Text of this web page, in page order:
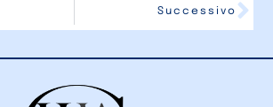
Follow
Successivo